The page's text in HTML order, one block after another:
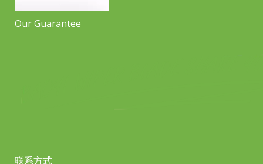
Our Guarantee
联系方式